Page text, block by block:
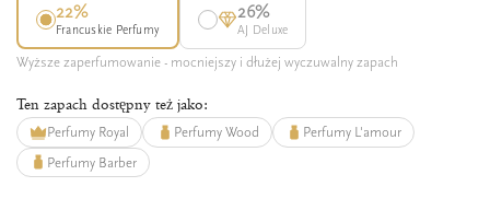
22%
Francuskie Perfumy
26%
AJ Deluxe
Wyższe zaperfumowanie - mocniejszy i dłużej wyczuwalny zapach
Ten zapach dostępny też jako:
Perfumy Royal Perfumy Wood
Perfumy L'amour
Perfumy Barber